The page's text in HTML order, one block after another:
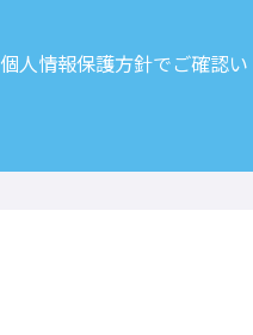
個人情報保護方針でご確認い